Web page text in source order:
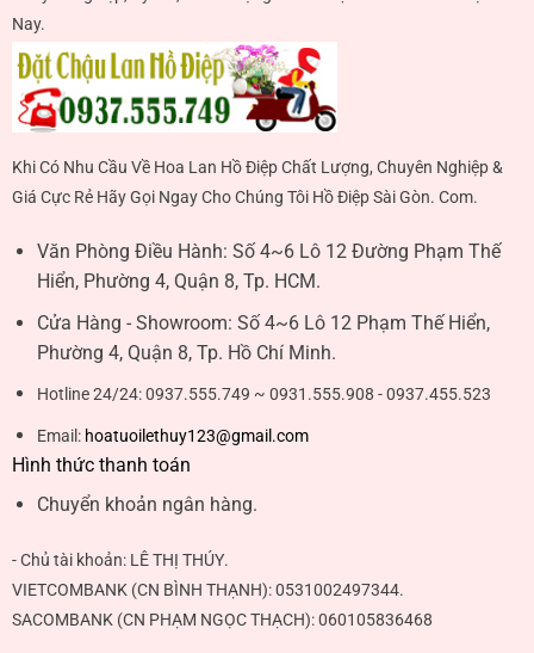
Nay.
Khi Có Nhu Cầu Về Hoa Lan Hồ Điệp Chất Lượng, Chuyên Nghiệp &
Giá Cực Rẻ Hãy Gọi Ngay Cho Chúng Tôi Hồ Điệp Sài Gòn. Com.
Văn Phòng Điều Hành: Số 4~6 Lô 12 Đường Phạm Thế
Hiển, Phường 4, Quận 8, Tp. HCM.
Cửa Hàng - Showroom: Số 4~6 Lô 12 Phạm Thế Hiển,
Phường 4, Quận 8, Tp. Hồ Chí Minh.
Hotline 24/24:0937.555.749 ~ 0931.555.908 - 0937.455.523
Email: hoatuoilethuy123@gmail.com
Hình thức thanh toán
Chuyển khoản ngân hàng.
- Chủ tài khoản: LÊ THỊ THÚY.
VIETCOMBANK (CN BÌNH THẠNH):0531002497344.
SACOMBANK (CN PHẠM NGỌC THẠCH):060105836468